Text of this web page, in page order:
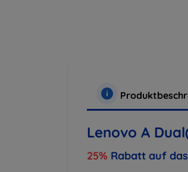
Lenovo A
25% Rabatt auf